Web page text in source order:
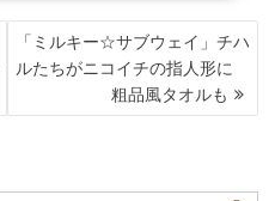
「ミルキー☆サブウェイ」チハ
ルたちがニコイチの指人形に
粗品風タオルも